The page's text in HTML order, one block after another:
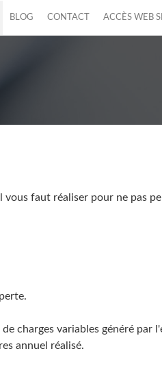
BLOG CONTACT ACCÈS WEB
faut réaliser pour ne pas
charges variables généré par
annuel réalisé.